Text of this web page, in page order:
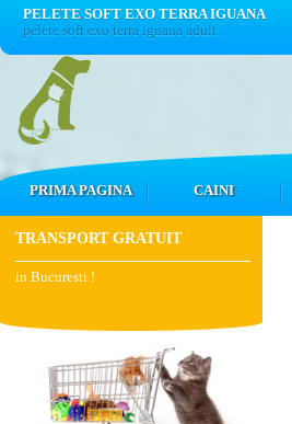
PELETE SOFT EXO TERRA IGUANA
pelete soft exo terra iguana adult
PRIMA PAGINA CAINI
TRANSPORT GRATUIT
in Bucuresti !